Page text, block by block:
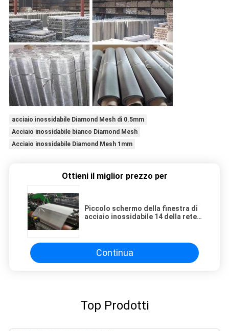
acciaio inossidabile Diamond Mesh di 0.5mm
Acciaio inossidabile bianco Diamond Mesh
Acciaio inossidabile Diamond Mesh 1mm
Ottieni il miglior prezzo per
Piccolo schermo della finestra di
acciaio inossidabile 14 della rete
Continua
Top Prodotti